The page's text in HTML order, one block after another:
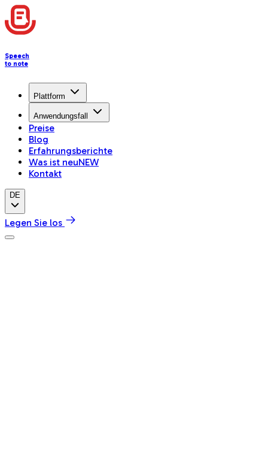
Speech
to note
Plattform
Anwendungsfall
Preise
Blog
Erfahrungsberichte
Was ist neuNEW
Kontakt
DE
Legen Sie los